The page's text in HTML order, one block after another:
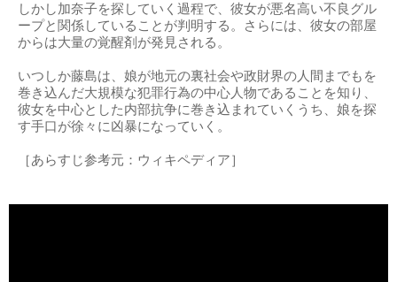
しかし加奈子を探していく過程で、彼女が悪名高い不良グル
ープと関係していることが判明する。さらには、彼女の部屋
からは大量の覚醒剤が発見される。
いつしか藤島は、娘が地元の裏社会や政財界の人間までもを
巻き込んだ大規模な犯罪行為の中心人物であることを知り、
彼女を中心とした内部抗争に巻き込まれていくうち、娘を探
す手口が徐々に凶暴になっていく。
［あらすじ参考元：ウィキペディア］